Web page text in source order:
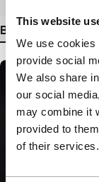
This website
We use cookies
provide social
We also share
our social
may combine it
provided to
of their services.
Bekijk meer details